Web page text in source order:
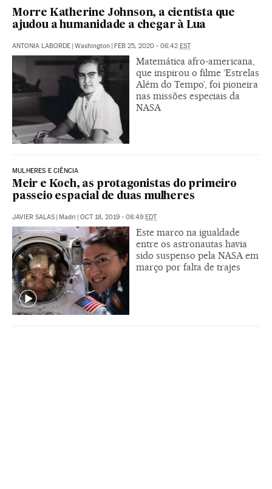
Morre Katherine Johnson, a cientista que
ajudou a humanidade a chegar à Lua
ANTONIA LABORDE | Washington | FEB 25, 2020 - 06:42 EST
Matemática afro-americana,
que inspirou o filme ‘Estrelas
Além do Tempo’, foi pioneira
nas missões especiais da
NASA
MULHERES E CIÊNCIA
Meir e Koch, as protagonistas do primeiro
passeio espacial de duas mulheres
JAVIER SALAS | Madri | OCT 18, 2019 - 08:49 EDT
Este marco na igualdade
entre os astronautas havia
sido suspenso pela NASA em
março por falta de trajes